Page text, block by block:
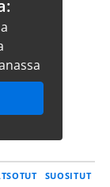
SUOSITUT